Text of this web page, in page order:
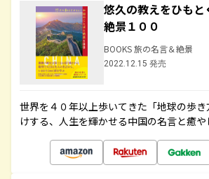
悠久の教えをひもと
絶景１００
BOOKS 旅の名言＆絶景
2022.12.15 発売
世界を４０年以上歩いてきた「地球の歩
けする、人生を輝かせる中国の名言と癒